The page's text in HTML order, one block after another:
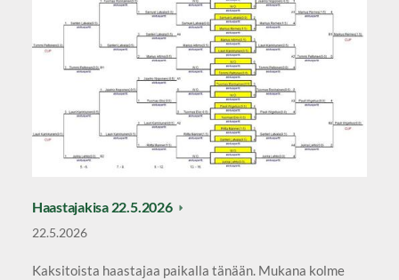
Haastajakisa 22.5.2026
22.5.2026
Kaksitoista haastajaa paikalla tänään. Mukana kolme